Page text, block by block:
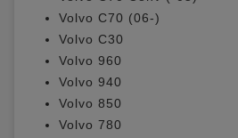
Volvo C70 (06-)
Volvo C30
Volvo 960
Volvo 940
Volvo 850
Volvo 780